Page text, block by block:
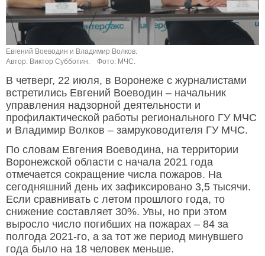
Евгений Воеводин и Владимир Волков.
Автор: Виктор Субботин.
Фото: МЧС.
В четверг, 22 июля, в Воронеже с журналистами
встретились Евгений Воеводин – начальник
управления надзорной деятельности и
профилактической работы регионального ГУ МЧС
и Владимир Волков – замруководителя ГУ МЧС.
По словам Евгения Воеводина, на территории
Воронежской области с начала 2021 года
отмечается сокращение числа пожаров. На
сегодняшний день их зафиксировано 3,5 тысячи.
Если сравнивать с летом прошлого года, то
снижение составляет 30%. Увы, но при этом
выросло число погибших на пожарах – 84 за
полгода 2021-го, а за тот же период минувшего
года было на 18 человек меньше.